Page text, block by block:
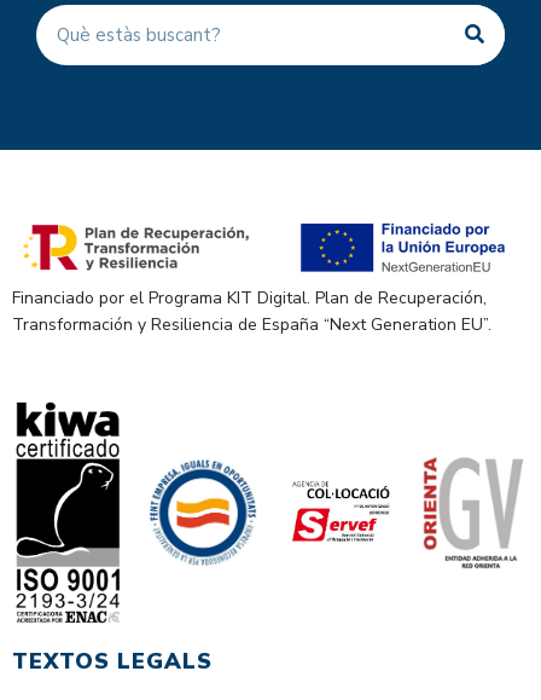
Financiado por el Programa KIT Digital. Plan de Recuperación,
Transformación y Resiliencia de España “Next Generation EU”.
TEXTOS LEGALS